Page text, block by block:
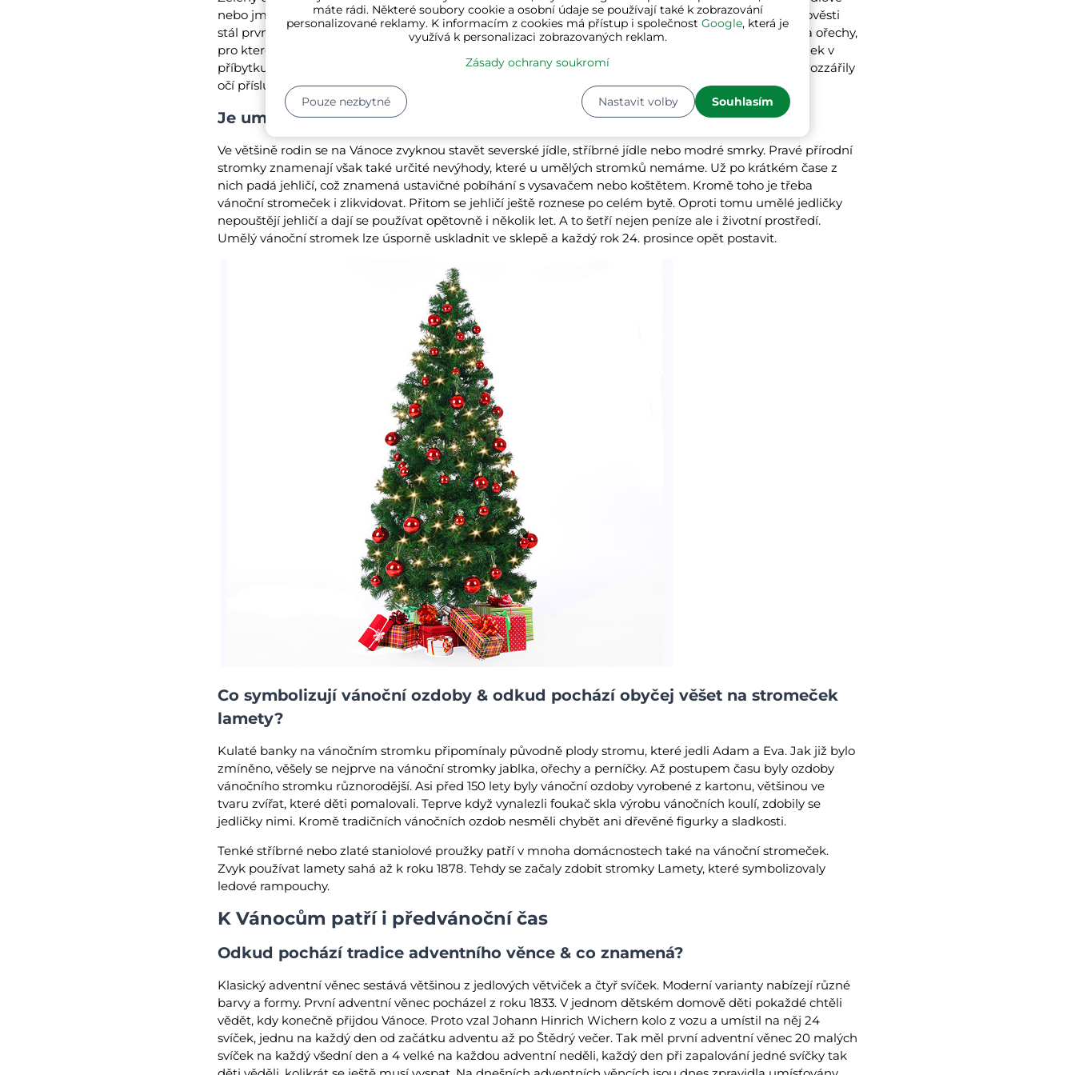
nebo jmelí větvičky na oslavu Vánoc. Větvičky však měly i pomáhat v odháněni všeho zlého. Podle pověsti
stál první vánoční strom v roce 1419 v Nemocnici sv. ducha ve Freiburgu. Byl ověšený perníky, jablky a ořechy,
pro které byly vyhotoveny malé sáčky. Kolem roku 1800 se stalo moderním postavit si vánoční stromek v
příbytku. Nejdříve stromky ještě visely ze stropu, pokud bylo v pokoji málo místa. Teprve v 19. století rozzářily
očí příslušníků rodiny svíčky na vánočním stromku.
Je umělý vánoční stromek alternativou k pravé vánoční Jedličce?
Ve většině rodin se na Vánoce zvyknou stavět severské jídle, stříbrné jídle nebo modré smrky. Pravé přírodní
stromky znamenají však také určité nevýhody, které u umělých stromků nemáme. Už po krátkém čase z
nich padá jehličí, což znamená ustavičné pobíhání s vysavačem nebo koštětem. Kromě toho je třeba
vánoční stromeček i zlikvidovat. Přitom se jehličí ještě roznese po celém bytě. Oproti tomu umělé jedličky
nepouštějí jehličí a dají se používat opětovně i několik let. A to šetří nejen peníze ale i životní prostředí.
Umělý vánoční stromek lze úsporně uskladnit ve sklepě a každý rok 24. prosince opět postavit.
Co symbolizují vánoční ozdoby & odkud pochází obyčej věšet na stromeček
lamety?
Kulaté banky na vánočním stromku připomínaly původně plody stromu, které jedli Adam a Eva. Jak již bylo
zmíněno, věšely se nejprve na vánoční stromky jablka, ořechy a perníčky. Až postupem času byly ozdoby
vánočního stromku různorodější. Asi před 150 lety byly vánoční ozdoby vyrobené z kartonu, většinou ve
tvaru zvířat, které děti pomalovali. Teprve když vynalezli foukač skla výrobu vánočních koulí, zdobily se
jedličky nimi. Kromě tradičních vánočních ozdob nesměli chybět ani dřevěné figurky a sladkosti.
Tenké stříbrné nebo zlaté staniolové proužky patří v mnoha domácnostech také na vánoční stromeček.
Zvyk používat lamety sahá až k roku 1878. Tehdy se začaly zdobit stromky Lamety, které symbolizovaly
ledové rampouchy.
K Vánocům patří i předvánoční čas
Odkud pochází tradice adventního věnce & co znamená?
Klasický adventní věnec sestává většinou z jedlových větviček a čtyř svíček. Moderní varianty nabízejí různé
barvy a formy. První adventní věnec pocházel z roku 1833. V jednom dětském domově děti pokaždé chtěli
vědět, kdy konečně přijdou Vánoce. Proto vzal Johann Hinrich Wichern kolo z vozu a umístil na něj 24
svíček, jednu na každý den od začátku adventu až po Štědrý večer. Tak měl první adventní věnec 20 malých
svíček na každý všední den a 4 velké na každou adventní neděli, každý den při zapalování jedné svíčky tak
máte rádi. Některé soubory cookie a osobní údaje se používají také k zobrazování
personalizované reklamy. K informacím z cookies má přístup i společnost Google, která je
využívá k personalizaci zobrazovaných reklam.
Zásady ochrany soukromí
Nastavit volby Souhlasím
Pouze nezbytné